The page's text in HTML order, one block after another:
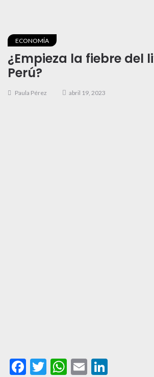
ECONOMÍA
¿Empieza la fiebre del
Perú?
Paula Pérez abril 19, 2023
Facebook
Twitter
WhatsApp
Email